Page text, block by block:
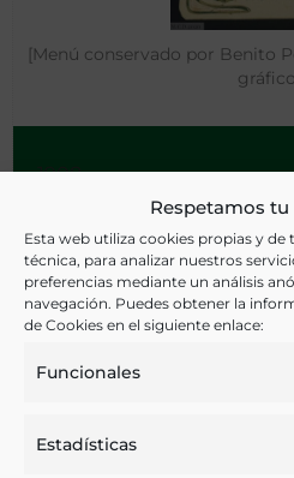
Respetamos
Esta web utiliza cookies propias y
técnica, para analizar nuestros
preferencias mediante un análisis
navegación. Puedes obtener la
de Cookies en el siguiente enlace:
Funcionales
Estadísticas
[Menú conservado por Benito
- 1908